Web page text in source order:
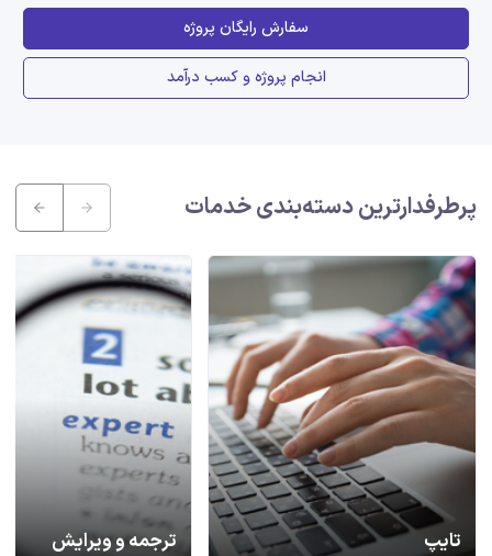
سفارش رایگان پروژه
انجام پروژه و کسب درآمد
پرطرفدارترین دسته‌بندی خدمات
تایپ ترجمه و ویرایش